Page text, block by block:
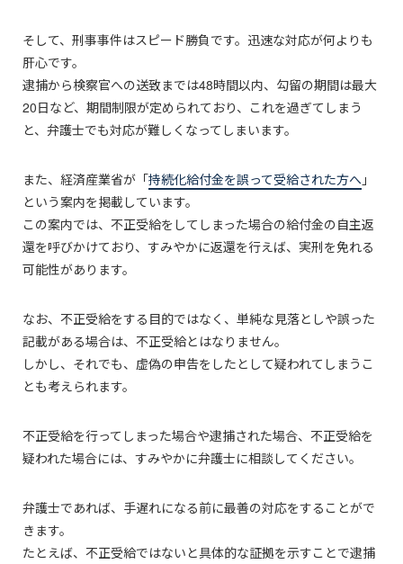
そして、刑事事件はスピード勝負です。迅速な対応が何よりも
肝心です。
逮捕から検察官への送致までは48時間以内、勾留の期間は最大
20日など、期間制限が定められており、これを過ぎてしまう
と、弁護士でも対応が難しくなってしまいます。
また、経済産業省が「持続化給付金を誤って受給された方へ 」
という案内を掲載しています。
この案内では、不正受給をしてしまった場合の給付金の自主返
還を呼びかけており、すみやかに返還を行えば、実刑を免れる
可能性があります。
なお、不正受給をする目的ではなく、単純な見落としや誤った
記載がある場合は、不正受給とはなりません。
しかし、それでも、虚偽の申告をしたとして疑われてしまうこ
とも考えられます。
不正受給を行ってしまった場合や逮捕された場合、不正受給を
疑われた場合には、すみやかに弁護士に相談してください。
弁護士であれば、手遅れになる前に最善の対応をすることがで
きます。
たとえば、不正受給ではないと具体的な証拠を示すことで逮捕